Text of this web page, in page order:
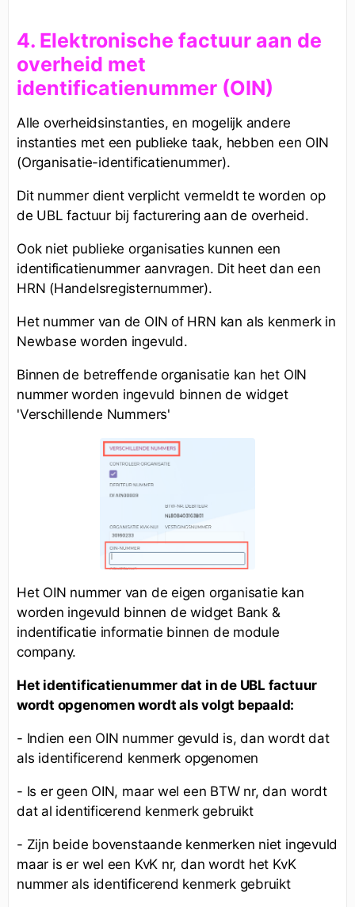
4. Elektronische factuur aan de
overheid met
identificatienummer (OIN)
Alle overheidsinstanties, en mogelijk andere
instanties met een publieke taak, hebben een OIN
(Organisatie-identificatienummer).
Dit nummer dient verplicht vermeldt te worden op
de UBL factuur bij facturering aan de overheid.
Ook niet publieke organisaties kunnen een
identificatienummer aanvragen. Dit heet dan een
HRN (Handelsregisternummer).
Het nummer van de OIN of HRN kan als kenmerk in
Newbase worden ingevuld.
Binnen de betreffende organisatie kan het OIN
nummer worden ingevuld binnen de widget
'Verschillende Nummers'
Het OIN nummer van de eigen organisatie kan
worden ingevuld binnen de widget Bank &
indentificatie informatie binnen de module
company.
Het identificatienummer dat in de UBL factuur
wordt opgenomen wordt als volgt bepaald:
- Indien een OIN nummer gevuld is, dan wordt dat
als identificerend kenmerk opgenomen
- Is er geen OIN, maar wel een BTW nr, dan wordt
dat al identificerend kenmerk gebruikt
- Zijn beide bovenstaande kenmerken niet ingevuld
maar is er wel een KvK nr, dan wordt het KvK
nummer als identificerend kenmerk gebruikt